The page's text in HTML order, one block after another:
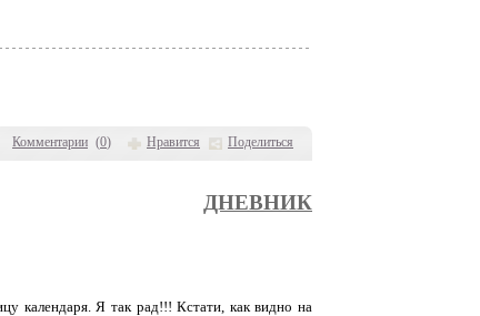
Комментарии (0) Нравится Поделиться
ДНЕВНИК
календаря. Я так рад!!! Кстати, как видно на